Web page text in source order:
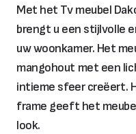
Met het Tv meubel
brengt u een stijlvolle
uw woonkamer. Het
mangohout met een
intieme sfeer creëert.
frame geeft het
look.